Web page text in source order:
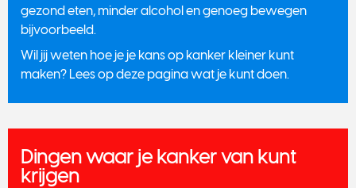
gezond eten, minder alcohol en genoeg bewegen
bijvoorbeeld.
Wil jij weten hoe je je kans op kanker kleiner kunt
maken? Lees op deze pagina wat je kunt doen.
Dingen waar je kanker van kunt
krijgen